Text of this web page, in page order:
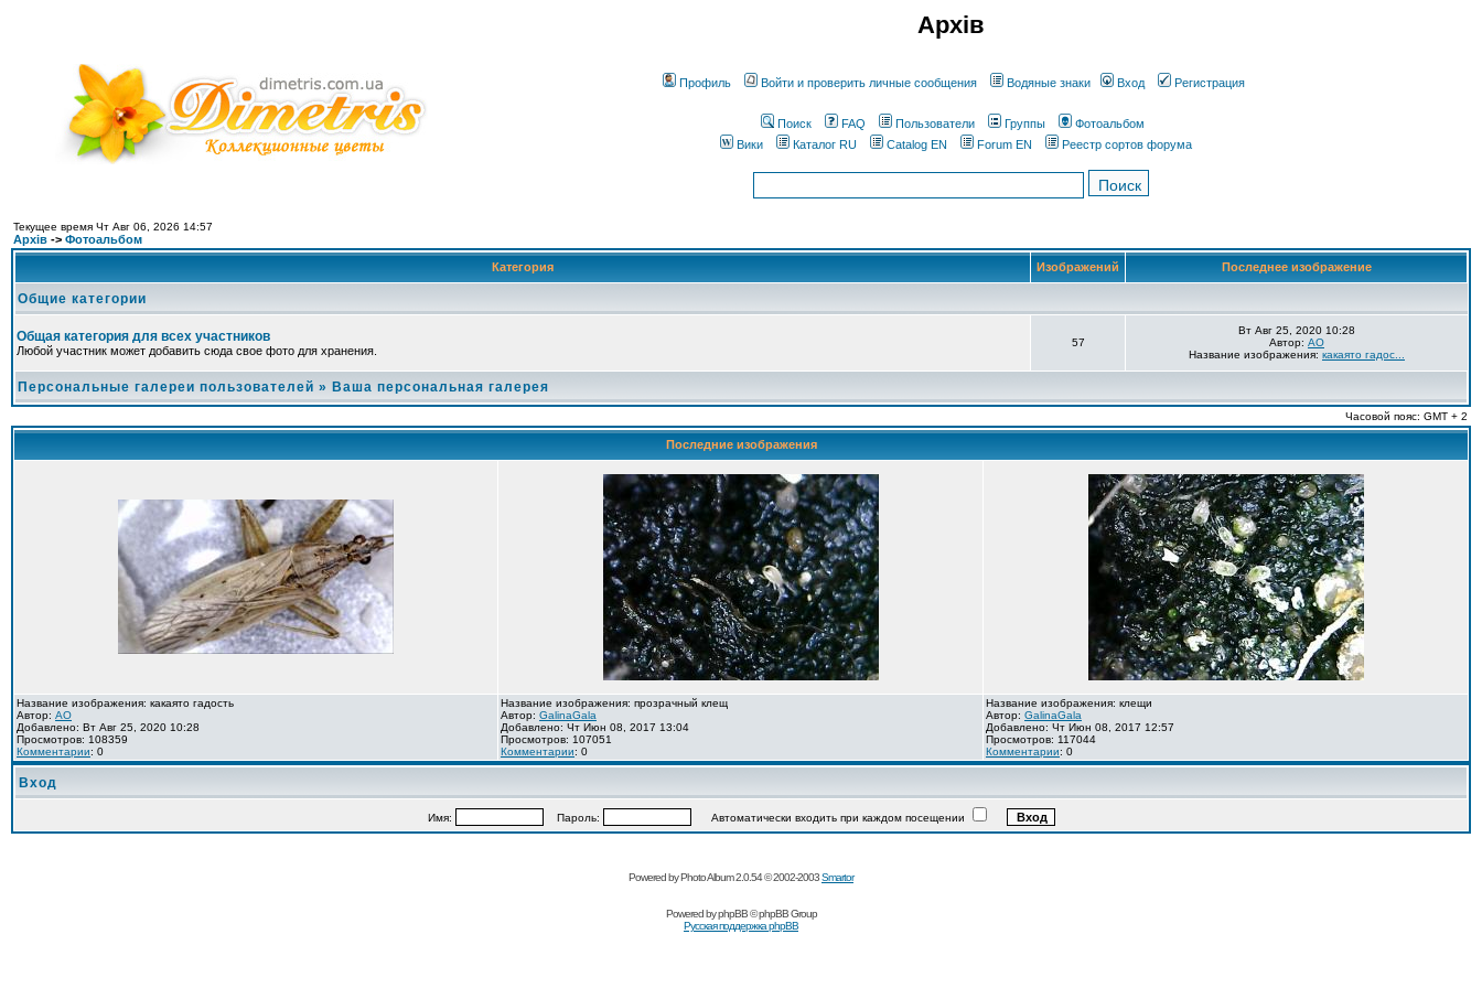
Архів
Профиль Войти и проверить личные сообщения Водяные знаки Вход Регистрация
Поиск FAQ Пользователи Группы
Фотоальбом
Вики
Каталог RU Catalog EN Forum EN Реестр сортов форума
Текущее время Чт Авг 06, 2026 14:57
Архів -> Фотоальбом
Категория Изображений Последнее изображение
Общие категории
Общая категория для всех участников
Любой участник может добавить сюда свое фото для хранения.
57
Вт Авг 25, 2020 10:28
Автор: AO
Название изображения: какаято гадос...
Персональные галереи пользователей » Ваша персональная галерея
Часовой пояс: GMT + 2
Последние изображения
Название изображения: какаято гадость
Автор: AO
Добавлено: Вт Авг 25, 2020 10:28
Просмотров: 108359
Комментарии: 0
Название изображения: прозрачный клещ
Автор: GalinaGala
Добавлено: Чт Июн 08, 2017 13:04
Просмотров: 107051
Комментарии: 0
Название изображения: клещи
Автор: GalinaGala
Добавлено: Чт Июн 08, 2017 12:57
Просмотров: 117044
Комментарии: 0
Вход
Имя: Пароль: Автоматически входить при каждом посещении
Powered by Photo Album 2.0.54 © 2002-2003Smartor
Powered byphpBB© phpBB Group
Русская поддержка phpBB